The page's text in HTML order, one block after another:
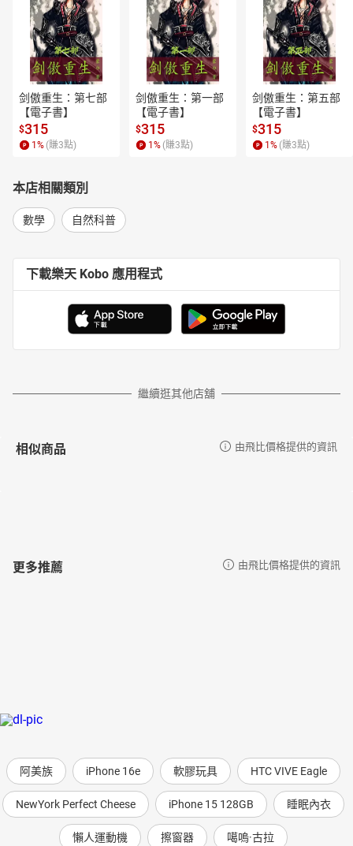
剑傲重生：第七部
【電子書】
$315
1 % (賺3點)
剑傲重生：第一部
【電子書】
$315
1 % (賺3點)
剑傲重生：第五部
【電子書】
$315
1 % (賺3點)
本店相關類別
數學 自然科普
下載樂天 Kobo 應用程式
繼續逛其他店舖
相似商品 由飛比價格提供的資訊
更多推薦 由飛比價格提供的資訊
阿美族 iPhone 16e 軟膠玩具 HTC VIVE Eagle
NewYork Perfect Cheese iPhone 15 128GB 睡眠內衣
懶人運動機 擦窗器 噶嗚·古拉